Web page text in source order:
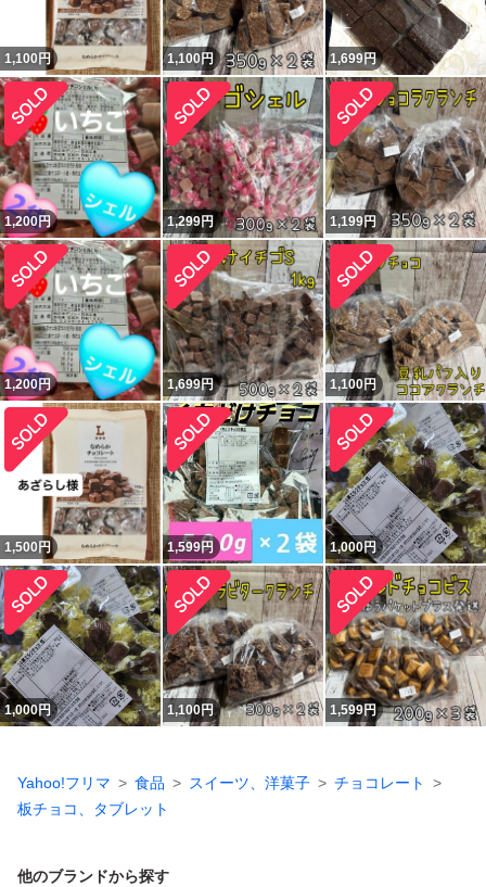
1,100 円 1,100円 1,699円
1,200円 1,299円 1,199円
1,200円 1,699円 1,100円
1,500 円 1,599円 1,000円
1,000円 1,100円 1,599円
Yahoo!フリマ 食品 スイーツ、洋菓子
チョコレート
板チョコ、タブレット
他のブランドから探す